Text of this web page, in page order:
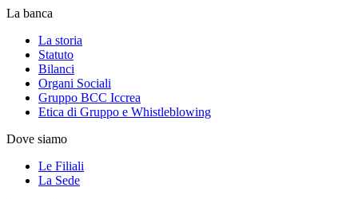
La banca
La storia
Statuto
Bilanci
Organi Sociali
Gruppo BCC Iccrea
Etica di Gruppo e Whistleblowing
Dove siamo
Le Filiali
La Sede